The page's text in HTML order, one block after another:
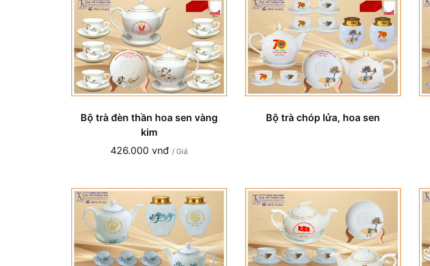
Bộ trà đèn thần hoa sen vàng
kim
426.000 vnđ / Giá
Bộ trà chóp lửa, hoa sen